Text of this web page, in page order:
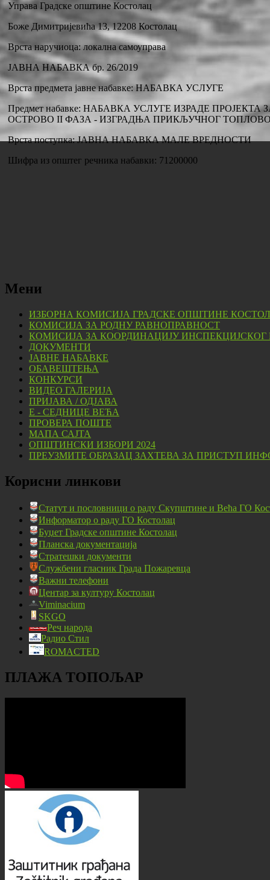
Управа Градске општине Костолац
Боже Димитријевића 13, 12208 Костолац
Врста наручиоца: локална самоуправа
ЈАВНА НАБАВКА бр. 26/2019
Врста предмета јавне набавке: НАБАВКА УСЛУГЕ
Предмет набавке: НАБАВКА УСЛУГЕ ИЗРАДЕ
ОСТРОВО II ФАЗА - ИЗГРАДЊА ПРИКЉУЧНОГ
Врста поступка: ЈАВНА НАБАВКА МАЛЕ ВРЕДНОСТИ
Шифра из општег речника набавки: 71200000
Мени
ИЗБОРНА КОМИСИЈА ГРАДСКЕ ОПШТИНЕ
КОМИСИЈА ЗА РОДНУ РАВНОПРАВНОСТ
КОМИСИЈА ЗА КООРДИНАЦИЈУ ИНСПЕКЦИЈСКОГ
ДОКУМЕНТИ
ЈАВНЕ НАБАВКЕ
ОБАВЕШТЕЊА
КОНКУРСИ
ВИДЕО ГАЛЕРИЈА
ПРИЈАВА / ОДЈАВА
Е - СЕДНИЦЕ ВЕЋА
ПРОВЕРА ПОШТЕ
МАПА САЈТА
ОПШТИНСКИ ИЗБОРИ 2024
ПРЕУЗМИТЕ ОБРАЗАЦ ЗАХТЕВА ЗА ПРИСТУП
Корисни линкови
Статут и пословници о раду Скупштине и Већа ГО
Информатор о раду ГО Костолац
Буџет Градске општине Костолац
Планска документација
Стратешки документи
Службени гласник Града Пожаревца
Важни телефони
Центар за културу Костолац
Viminacium
SKGO
Реч народа
Радио Стил
ROMACTED
ПЛАЖА ТОПОЉАР